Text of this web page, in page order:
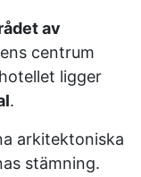
av
centrum
ligger
.
arkitektoniska
stämning.